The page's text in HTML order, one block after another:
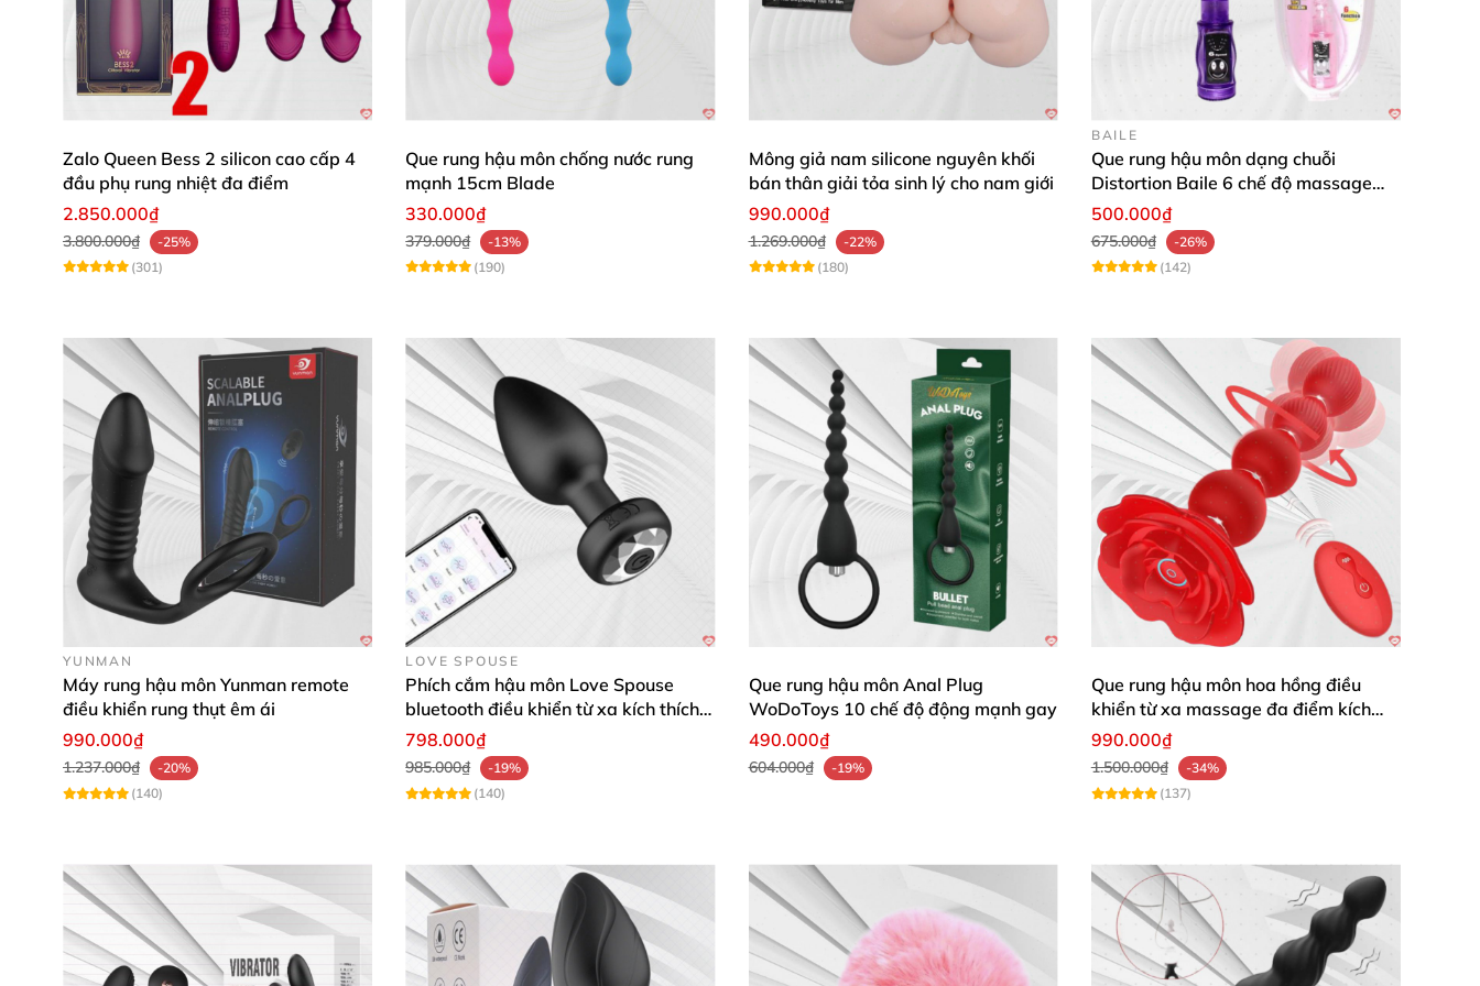
Zalo Queen Bess 2 silicon cao cấp 4
đầu phụ rung nhiệt đa điểm
2.850.000₫
3.800.000₫
-25%
(301)
Que rung hậu môn chống nước rung
mạnh 15cm Blade
330.000₫
379.000₫
-13%
(190)
Mông giả nam silicone nguyên khối
bán thân giải tỏa sinh lý cho nam giới
990.000₫
1.269.000₫
-22%
(180)
BAILE
Que rung hậu môn dạng chuỗi
Distortion Baile 6 chế độ massage
mạnh mẽ kích thích
500.000₫
675.000₫
-26%
(142)
YUNMAN
Máy rung hậu môn Yunman remote
điều khiển rung thụt êm ái
990.000₫
1.237.000₫
-20%
(140)
LOVE SPOUSE
Phích cắm hậu môn Love Spouse
bluetooth điều khiển từ xa kích thích
tiện lợi
798.000₫
985.000₫
-19%
(140)
Que rung hậu môn Anal Plug
WoDoToys 10 chế độ động mạnh gay
490.000₫
604.000₫ -19%
Que rung hậu môn hoa hồng điều
khiển từ xa massage đa điểm kích
thích
990.000₫
1.500.000₫
-34%
(137)